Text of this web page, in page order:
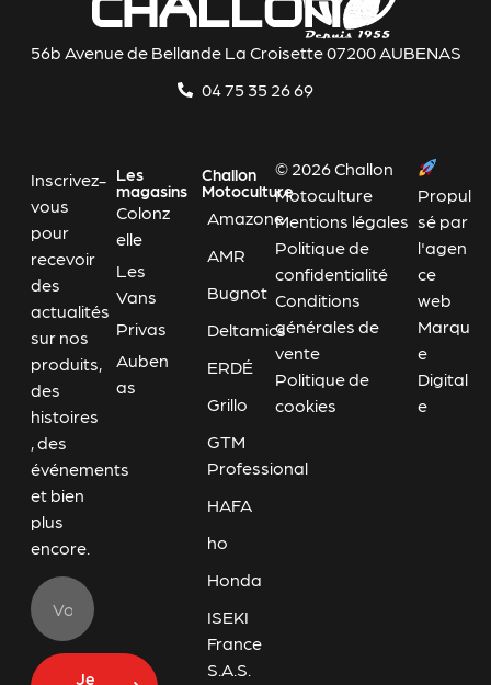
56b Avenue de Bellande La Croisette 07200 AUBENAS
04 75 35 26 69
Inscrivez-
vous
pour
recevoir
des
actualités
sur nos
produits,
des
histoires
, des
événements
et bien
plus
encore.
Je
Les
magasins
Colonz
elle
Les
Vans
Privas
Auben
as
Challon
Motoculture
Amazone
AMR
Bugnot
Deltamics
ERDÉ
Grillo
GTM
Professional
HAFA
ho
Honda
ISEKI
France
S.A.S.
© 2026 Challon
Motoculture
Mentions légales
Politique de
confidentialité
Conditions
générales de
vente
Politique de
cookies
Propul
sé par
l'agen
ce
web
Marqu
e
Digital
e